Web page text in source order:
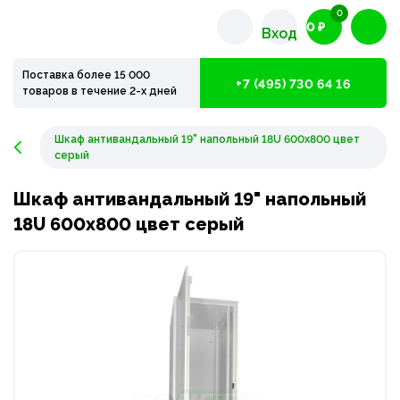
Вход 0 ₽
0
Поставка более 15 000
товаров в течение 2-х дней
+7 (495) 730 64 16
Шкаф антивандальный 19" напольный 18U 600x800 цвет
серый
Шкаф антивандальный 19" напольный
18U 600x800 цвет серый